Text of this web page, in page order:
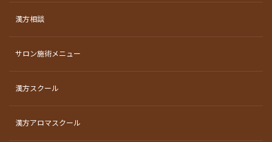
漢方相談
サロン施術メニュー
漢方スクール
漢方アロマスクール